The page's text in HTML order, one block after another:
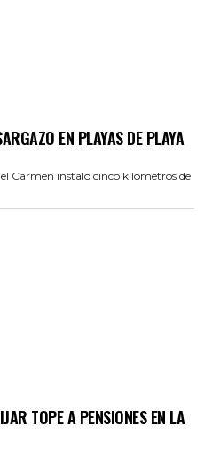
EN PLAYAS DE PLAYA
Carmen instaló cinco kilómetros de
TOPE A PENSIONES EN LA